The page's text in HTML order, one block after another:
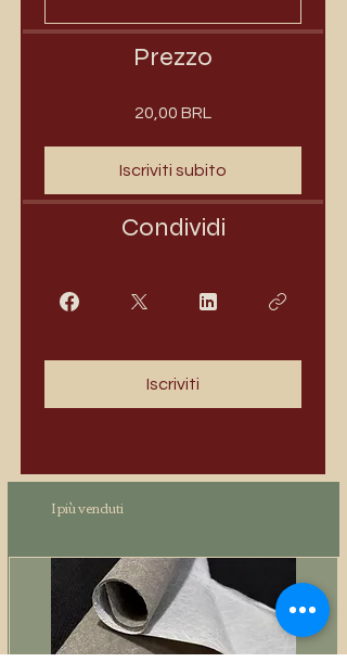
Prezzo
20,00 BRL
Iscriviti subito
Condividi
Iscriviti
I più venduti